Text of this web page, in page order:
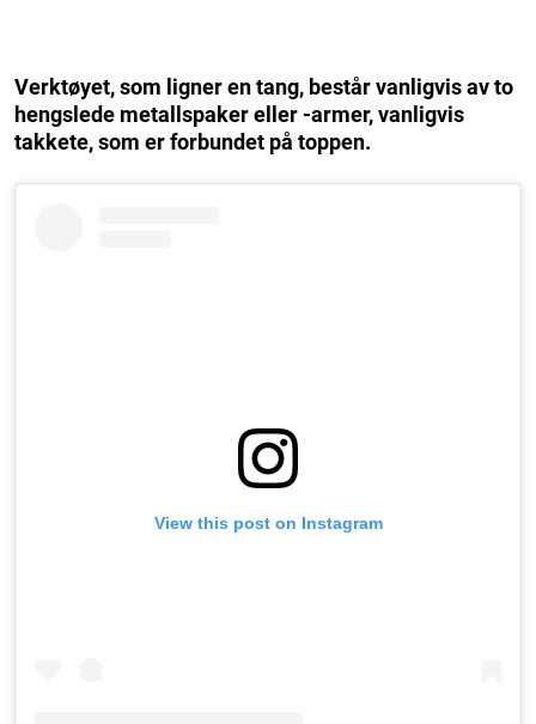
Verktøyet, som ligner en tang, består vanligvis av to
hengslede metallspaker eller -armer, vanligvis
takkete, som er forbundet på toppen.
View this post on Instagram